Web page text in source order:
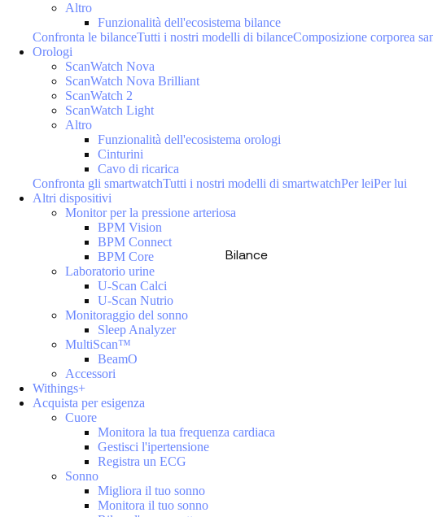
Bilance
Altro
Funzionalità dell'ecosistema bilance
Confronta le bilanceTutti i nostri modelli di bilanceComposizione corporea
Orologi
ScanWatch Nova
ScanWatch Nova Brilliant
ScanWatch 2
ScanWatch Light
Altro
Funzionalità dell'ecosistema orologi
Cinturini
Cavo di ricarica
Confronta gli smartwatchTutti i nostri modelli di smartwatchPer leiPer lui
Altri dispositivi
Monitor per la pressione arteriosa
BPM Vision
BPM Connect
BPM Core
Laboratorio urine
U-Scan Calci
U-Scan Nutrio
Monitoraggio del sonno
Sleep Analyzer
MultiScan™
BeamO
Accessori
Withings+
Acquista per esigenza
Cuore
Monitora la tua frequenza cardiaca
Gestisci l'ipertensione
Registra un ECG
Sonno
Migliora il tuo sonno
Monitora il tuo sonno